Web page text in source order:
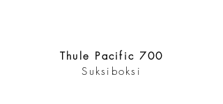
Thule Pacific 700
Suksiboksi